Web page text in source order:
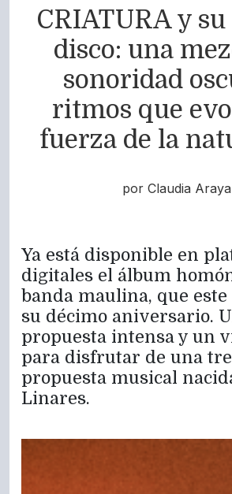
CRIATURA y
disco: una
sonoridad
ritmos que
fuerza de la
por Claudia Araya
Ya está disponible en
digitales el álbum
banda maulina, que
su décimo aniversario.
propuesta intensa y un
para disfrutar de una
propuesta musical
Linares.